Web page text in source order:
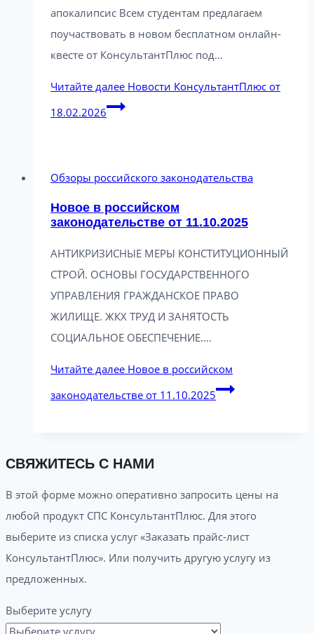
апокалипсис Всем студентам предлагаем
поучаствовать в новом бесплатном онлайн-
квесте от КонсультантПлюс под…
Читайте далее Новости КонсультантПлюс от
18.02.2026
Обзоры российского законодательства
Новое в российском
законодательстве от 11.10.2025
АНТИКРИЗИСНЫЕ МЕРЫ КОНСТИТУЦИОННЫЙ
СТРОЙ. ОСНОВЫ ГОСУДАРСТВЕННОГО
УПРАВЛЕНИЯ ГРАЖДАНСКОЕ ПРАВО
ЖИЛИЩЕ. ЖКХ ТРУД И ЗАНЯТОСТЬ
СОЦИАЛЬНОЕ ОБЕСПЕЧЕНИЕ….
Читайте далее Новое в российском
законодательстве от 11.10.2025
СВЯЖИТЕСЬ С НАМИ
В этой форме можно оперативно запросить цены на
любой продукт СПС КонсультантПлюс. Для этого
выберите из списка услуг «Заказать прайс-лист
КонсультантПлюс». Или получить другую услугу из
предложенных.
Выберите услугу